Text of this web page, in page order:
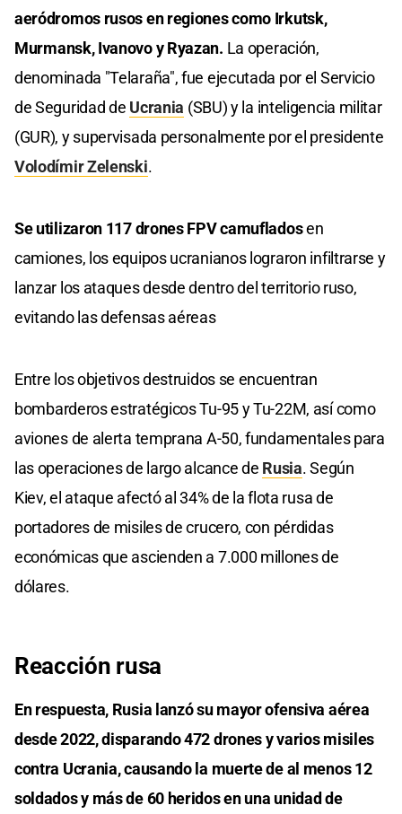
aeródromos rusos en regiones como Irkutsk,
Murmansk, Ivanovo y Ryazan. La operación,
denominada "Telaraña", fue ejecutada por el Servicio
de Seguridad de Ucrania (SBU) y la inteligencia militar
(GUR), y supervisada personalmente por el presidente
Volodímir Zelenski.
Se utilizaron 117 drones FPV camufladosen
camiones, los equipos ucranianos lograron infiltrarse y
lanzar los ataques desde dentro del territorio ruso,
evitando las defensas aéreas
Entre los objetivos destruidos se encuentran
bombarderos estratégicos Tu-95 y Tu-22M, así como
aviones de alerta temprana A-50, fundamentales para
las operaciones de largo alcance de Rusia. Según
Kiev, el ataque afectó al 34% de la flota rusa de
portadores de misiles de crucero, con pérdidas
económicas que ascienden a 7.000 millones de
dólares.
Reacción rusa
En respuesta, Rusia lanzó su mayor ofensiva aérea
desde 2022, disparando 472 drones y varios misiles
contra Ucrania, causando la muerte de al menos 12
soldados y más de 60 heridos en una unidad de